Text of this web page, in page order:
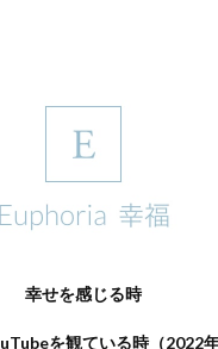
幸せを感じる時
を観ている時（2022年